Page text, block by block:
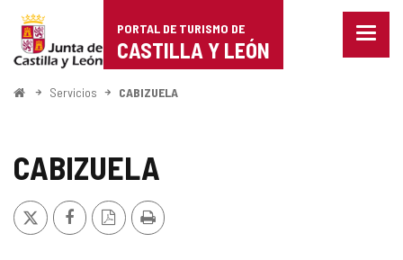
Portal
de
Turismo
Castilla
León
PORTAL DE TURISMO DE
CASTILLA Y LEÓN
Menu
InicioServicios CABIZUELA
CABIZUELA
X FacebookVersión
PDF
Imprimir